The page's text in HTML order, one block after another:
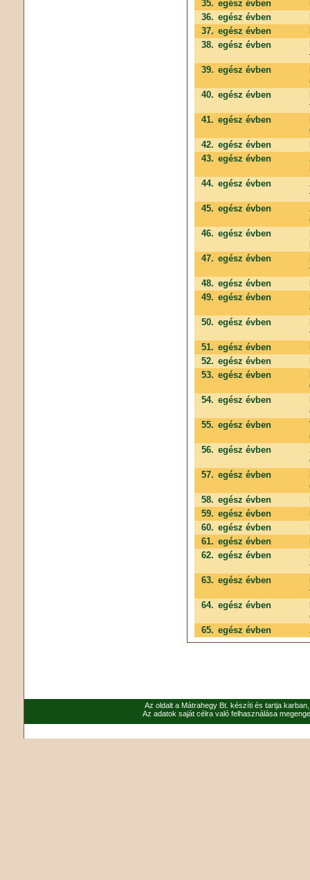
35. egész évben
36. egész évben
37. egész évben
38. egész évben
39. egész évben
40. egész évben
41. egész évben
42. egész évben
43. egész évben
44. egész évben
45. egész évben
46. egész évben
47. egész évben
48. egész évben
49. egész évben
50. egész évben
51. egész évben
52. egész évben
53. egész évben
54. egész évben
55. egész évben
56. egész évben
57. egész évben
58. egész évben
59. egész évben
60. egész évben
61. egész évben
62. egész évben
63. egész évben
64. egész évben
65. egész évben
Az oldalt a Mátrahegy Bt. készíti és tartja
Az adatok saját célra való felhasználása